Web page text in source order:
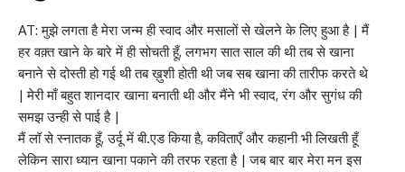
AT: मुझे लगता है मेरा जन्म ही स्वाद और मसालों से खेलने के लिए हुआ है | मैं
हर वक़्त खाने के बारे में ही सोचती हूँ, लगभग सात साल की थी तब से खाना
बनाने से दोस्ती हो गई थी तब ख़ुशी होती थी जब सब खाना की तारीफ करते थे
| मेरी माँ बहुत शानदार खाना बनाती थी और मैंने भी स्वाद, रंग और सुगंध की
समझ उन्ही से पाई है |
मैं लॉ से स्नातक हूँ, उर्दू में बी.एड किया है, कविताएँ और कहानी भी लिखती हूँ
लेकिन सारा ध्यान खाना पकाने की तरफ रहता है | जब बार बार मेरा मन इस